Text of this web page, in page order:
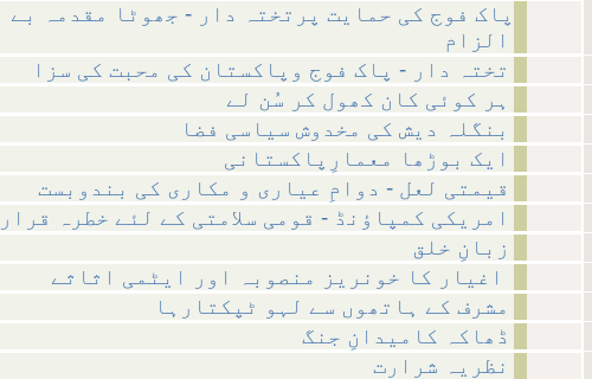
پاک فوج کی حمایت پرتختہ دار - جھوٹا مقدمہ بے
الزام
تختہ دار - پاک فوج وپاکستان کی محبت کی سزا
ہر کوئی کان کھول کر سُن لے
بنگلہ دیش کی مخدوش سیاسی فضا
ایک بوڑھا معمارِپاکستانی
قیمتی لعل - دوامِ عیاری و مکاری کی بندوبست
امریکی کمپاؤنڈ - قومی سلامتی کے لئے خطرہ قرار
زبانِ خلق
مشرف کے ہاتھوں سے لہو ٹپکتارہا
ڈھاکہ کامیدانِ جنگ
نظریہ شرارت